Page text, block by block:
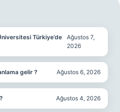
Türkiye’de
Ağustos 7,
2026
gelir ? Ağustos 6, 2026
Ağustos 4, 2026